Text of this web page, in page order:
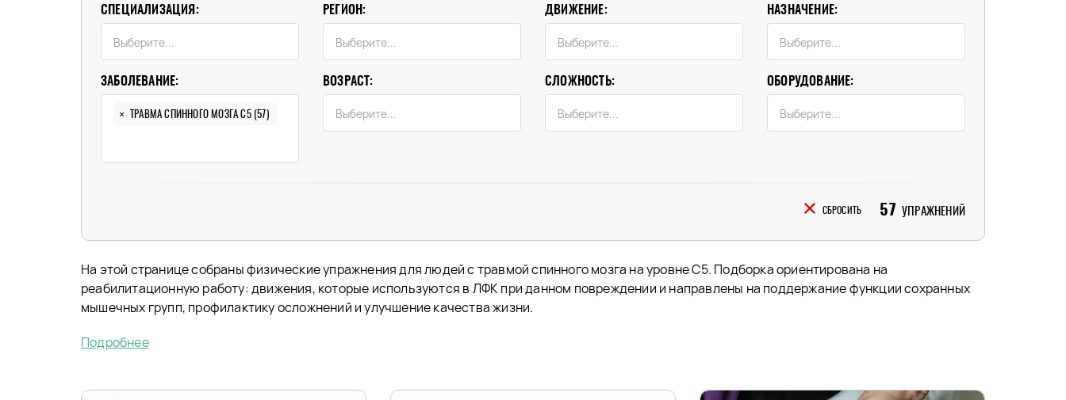
СПЕЦИАЛИЗАЦИЯ: РЕГИОН: ДВИЖЕНИЕ: НАЗНАЧЕНИЕ:
ЗАБОЛЕВАНИЕ:
× ТРАВМА СПИННОГО МОЗГА C5 (57)
ВОЗРАСТ: СЛОЖНОСТЬ: ОБОРУДОВАНИЕ:
СБРОСИТЬ 57 УПРАЖНЕНИЙ
На этой странице собраны физические упражнения для людей с травмой спинного мозга на уровне C5. Подборка ориентирована на
реабилитационную работу: движения, которые используются в ЛФК при данном повреждении и направлены на поддержание функции сохранных
мышечных групп, профилактику осложнений и улучшение качества жизни.
Подробнее